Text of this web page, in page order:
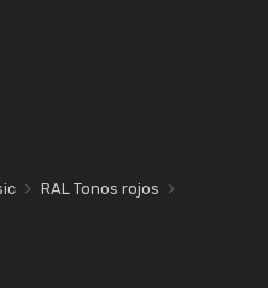
RAL Tonos rojos